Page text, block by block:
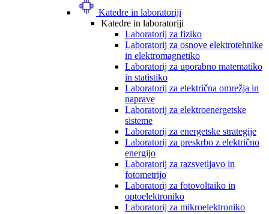
Katedre in laboratoriji
Katedre in laboratoriji
Laboratorij za fiziko
Laboratorij za osnove elektrotehnike
in elektromagnetiko
Laboratorij za uporabno matematiko
in statistiko
Laboratorij za električna omrežja in
naprave
Laboratorij za elektroenergetske
sisteme
Laboratorij za energetske strategije
Laboratorij za preskrbo z električno
energijo
Laboratorij za razsvetljavo in
fotometrijo
Laboratorij za fotovoltaiko in
optoelektroniko
Laboratorij za mikroelektroniko